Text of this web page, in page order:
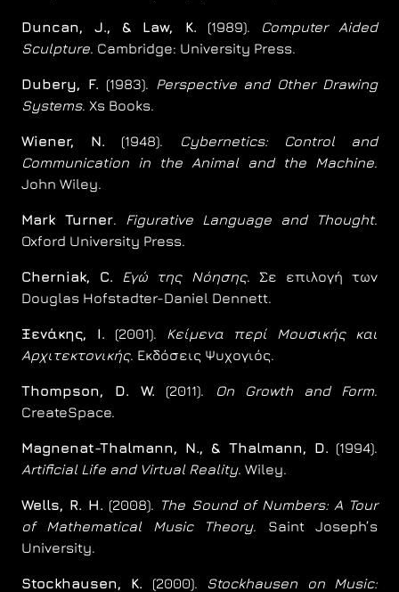
Duncan, J., & Law, K. (1989).
Computer Aided
Sculpture. Cambridge: University Press.
Dubery, F. (1983).
Perspective and Other Drawing
Systems. Xs Books.
Wiener, N. (1948).
Cybernetics: Control and
Communication in the Animal and the Machine.
John Wiley.
Mark Turner. Figurative Language and Thought.
Oxford University Press.
Cherniak, C. Εγώ της Νόησης. Σε επιλογή των
Douglas Hofstadter-Daniel Dennett.
Ξενάκης, Ι. (2001).
Κείμενα περί Μουσικής και
Αρχιτεκτονικής. Εκδόσεις Ψυχογιός.
Thompson, D. W. (2011). On Growth and Form.
CreateSpace.
Magnenat-Thalmann, N., & Thalmann, D. (1994).
Artificial Life and Virtual Reality. Wiley.
Wells, R. H. (2008). The Sound of Numbers: A Tour
of Mathematical Music Theory. Saint Joseph’s
University.
Stockhausen, K. (2000). Stockhausen on Music: